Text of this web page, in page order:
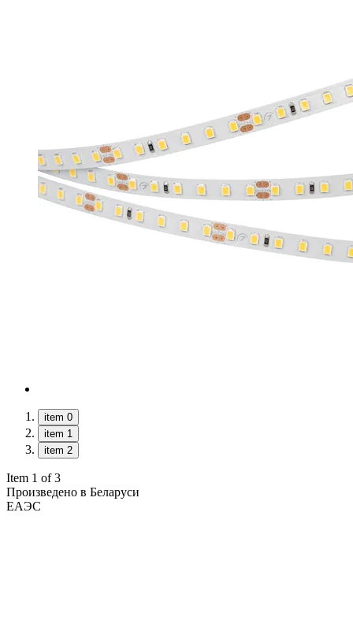
item 0
item 1
item 2
Item 1 of 3
Произведено в Беларуси
ЕАЭС